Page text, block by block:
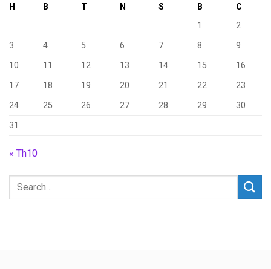
H B T N S B
C
1
2
3
4 5 6 7 8
9
10
11 12 13 14 15
16
17
18 19 20 21 22
23
24
25 26 27 28 29
30
31
« Th10